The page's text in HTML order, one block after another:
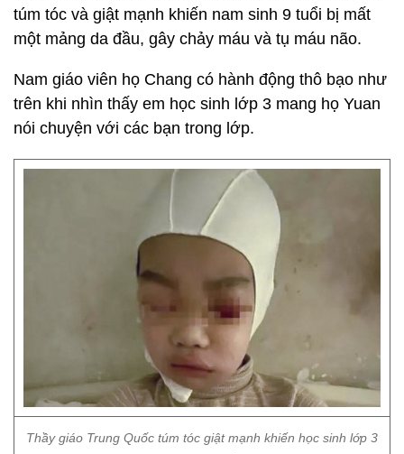
túm tóc và giật mạnh khiến nam sinh 9 tuổi bị mất
một mảng da đầu, gây chảy máu và tụ máu não.
Nam giáo viên họ Chang có hành động thô bạo như
trên khi nhìn thấy em học sinh lớp 3 mang họ Yuan
nói chuyện với các bạn trong lớp.
Thầy giáo Trung Quốc túm tóc giật mạnh khiến học sinh lớp 3